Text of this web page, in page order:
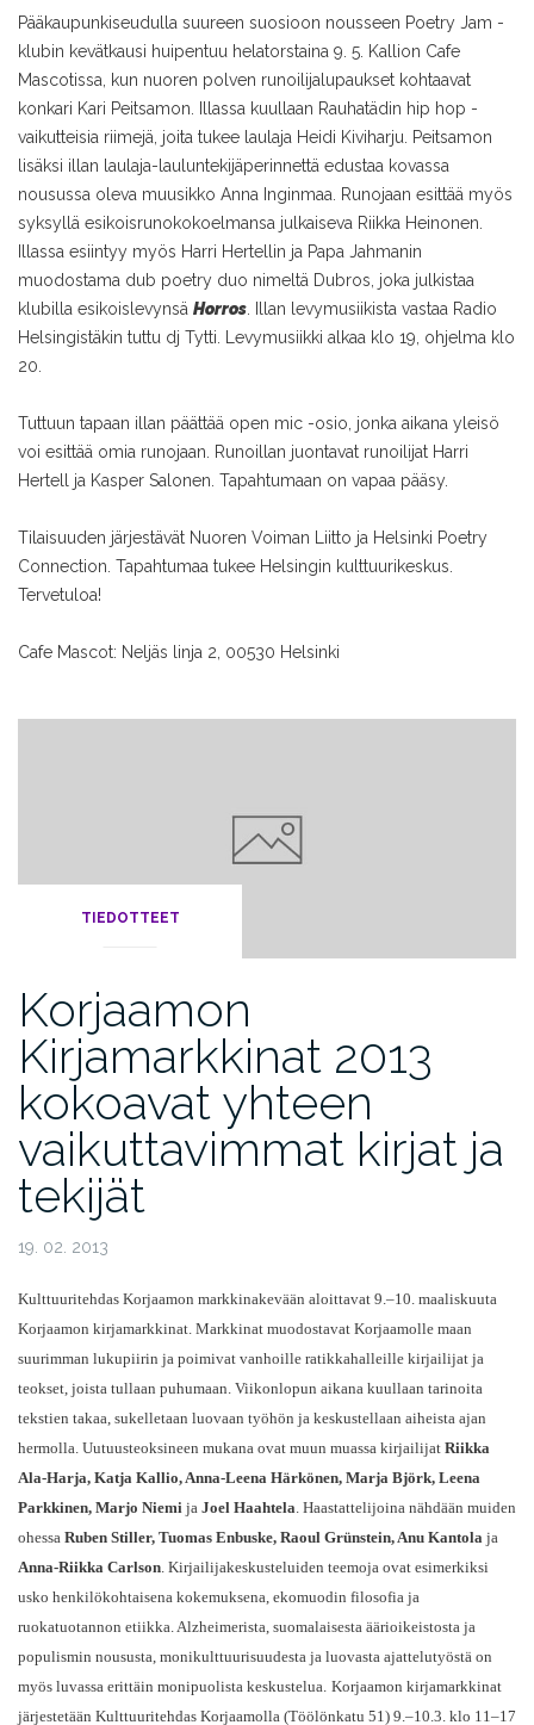
Pääkaupunkiseudulla suureen suosioon nousseen Poetry Jam -
klubin kevätkausi huipentuu helatorstaina 9. 5. Kallion Cafe
Mascotissa, kun nuoren polven runoilijalupaukset kohtaavat
konkari Kari Peitsamon. Illassa kuullaan Rauhatädin hip hop -
vaikutteisia riimejä, joita tukee laulaja Heidi Kiviharju. Peitsamon
lisäksi illan laulaja-lauluntekijäperinnettä edustaa kovassa
nousussa oleva muusikko Anna Inginmaa. Runojaan esittää myös
syksyllä esikoisrunokokoelmansa julkaiseva Riikka Heinonen.
Illassa esiintyy myös Harri Hertellin ja Papa Jahmanin
muodostama dub poetry duo nimeltä Dubros, joka julkistaa
klubilla esikoislevynsä Horros. Illan levymusiikista vastaa Radio
Helsingistäkin tuttu dj Tytti. Levymusiikki alkaa klo 19, ohjelma klo
20.
Tuttuun tapaan illan päättää open mic -osio, jonka aikana yleisö
voi esittää omia runojaan. Runoillan juontavat runoilijat Harri
Hertell ja Kasper Salonen. Tapahtumaan on vapaa pääsy.
Tilaisuuden järjestävät Nuoren Voiman Liitto ja Helsinki Poetry
Connection. Tapahtumaa tukee Helsingin kulttuurikeskus.
Tervetuloa!
Cafe Mascot: Neljäs linja 2, 00530 Helsinki
TIEDOTTEET
Korjaamon
Kirjamarkkinat 2013
kokoavat yhteen
vaikuttavimmat kirjat ja
tekijät
19. 02. 2013
Kulttuuritehdas Korjaamon markkinakevään aloittavat 9.–10. maaliskuuta
Korjaamon kirjamarkkinat. Markkinat muodostavat Korjaamolle maan
suurimman lukupiirin ja poimivat vanhoille ratikkahalleille kirjailijat ja
teokset, joista tullaan puhumaan. Viikonlopun aikana kuullaan tarinoita
tekstien takaa, sukelletaan luovaan työhön ja keskustellaan aiheista ajan
hermolla. Uutuusteoksineen mukana ovat muun muassa kirjailijat Riikka
Ala-Harja, Katja Kallio, Anna-Leena Härkönen, Marja Björk, Leena
Parkkinen, Marjo Niemi ja Joel Haahtela . Haastattelijoina nähdään muiden
ohessa Ruben Stiller, Tuomas Enbuske, Raoul Grünstein, Anu Kantola ja
Anna-Riikka Carlson . Kirjailijakeskusteluiden teemoja ovat esimerkiksi
usko henkilökohtaisena kokemuksena, ekomuodin filosofia ja
ruokatuotannon etiikka. Alzheimerista, suomalaisesta äärioikeistosta ja
populismin noususta, monikulttuurisuudesta ja luovasta ajattelutyöstä on
myös luvassa erittäin monipuolista keskustelua. Korjaamon kirjamarkkinat
järjestetään Kulttuuritehdas Korjaamolla (Töölönkatu 51) 9.–10.3. klo 11–17